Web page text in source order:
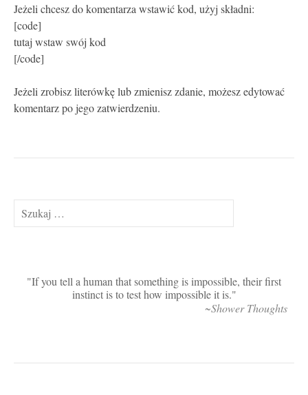
Jeżeli chcesz do komentarza wstawić kod, użyj składni:
[code]
tutaj wstaw swój kod
[/code]
Jeżeli zrobisz literówkę lub zmienisz zdanie, możesz edytować
komentarz po jego zatwierdzeniu.
Szukaj:
If you tell a human that something is impossible, their first
instinct is to test how impossible it is.
~Shower Thoughts